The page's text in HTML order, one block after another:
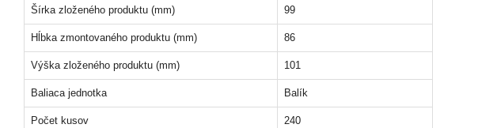
Šírka zloženého produktu (mm) 99
Hĺbka zmontovaného produktu (mm) 86
Výška zloženého produktu (mm) 101
Baliaca jednotka Balík
Počet kusov 240